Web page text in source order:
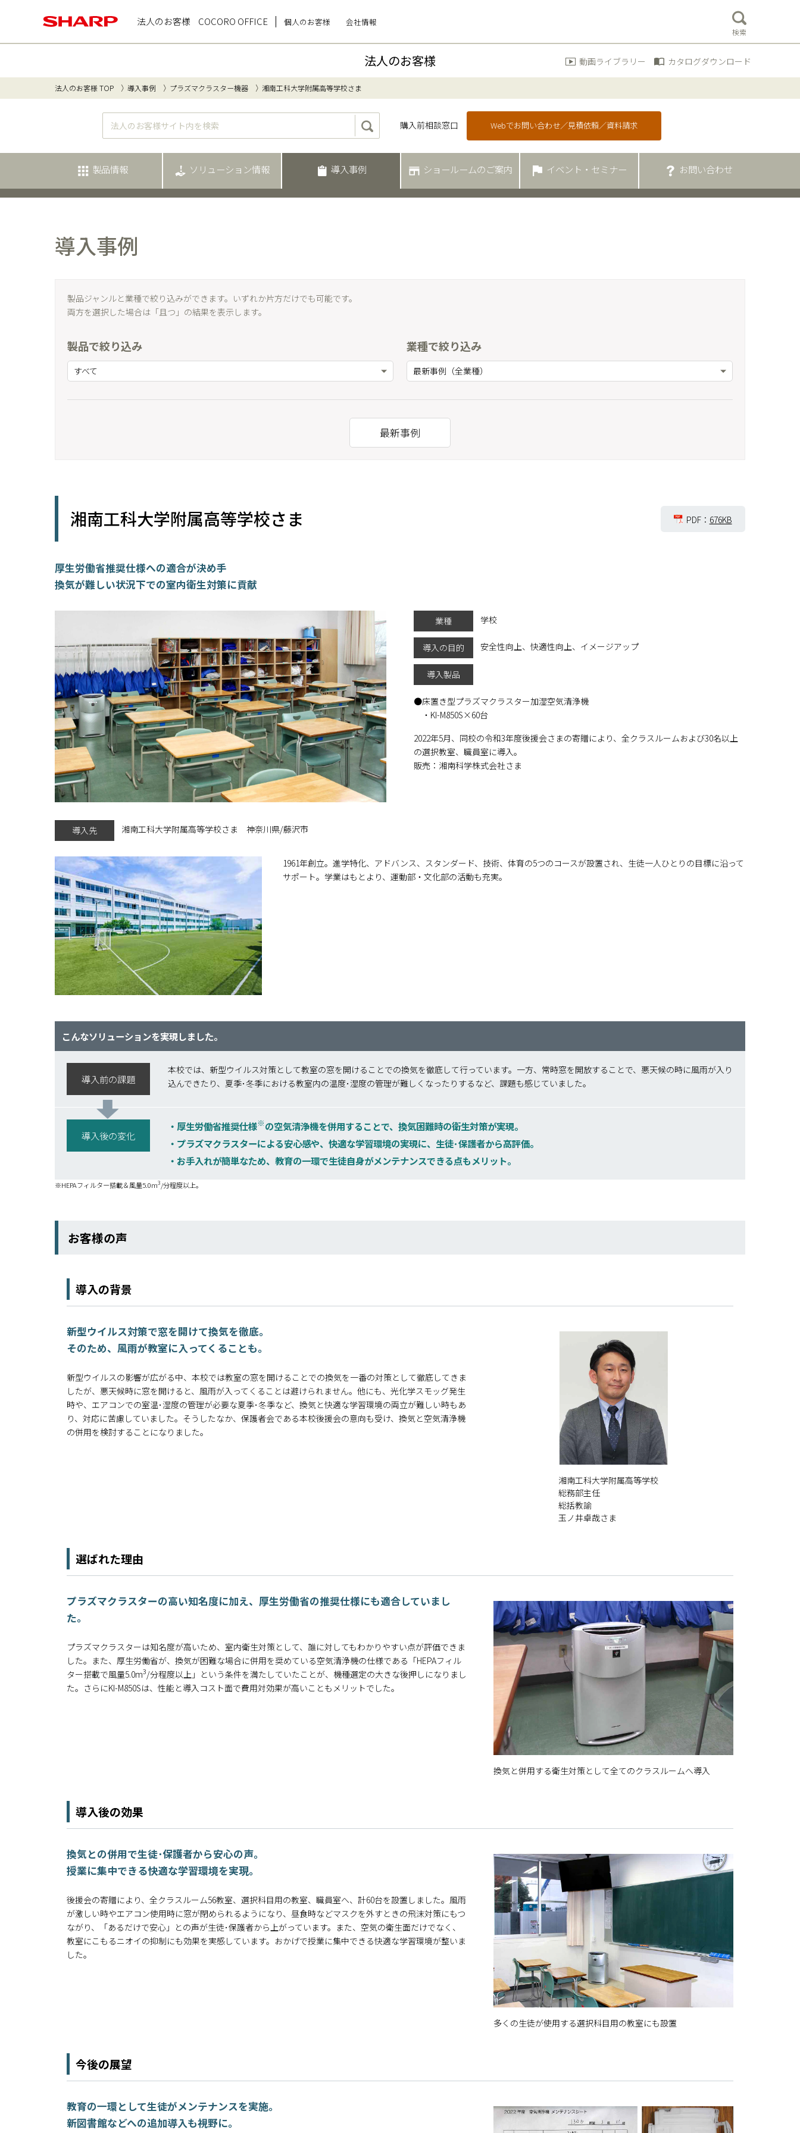
法人のお客様 COCORO OFFICE 個人のお客様 会社情報
検索
法人のお客様 動画ライブラリー カタログダウンロード
法人のお客様 TOP 導入事例 プラズマクラスター機器 湘南工科大学附属高等学校さま
購入前相談窓口 Webでお問い合わせ／見積依頼／資料請求
製品情報 ソリューション情報 導入事例 ショールームのご案内 イベント・セミナー お問い合わせ
導入事例
製品ジャンルと業種で絞り込みができます。いずれか片方だけでも可能です。
両方を選択した場合は「且つ」の結果を表示します。
製品で絞り込み
すべて
業種で絞り込み
最新事例（全業種）
最新事例
湘南工科大学附属高等学校さま PDF： 676KB
厚生労働省推奨仕様への適合が決め手
換気が難しい状況下での室内衛生対策に貢献
業種 学校
導入の目的 安全性向上、快適性向上、イメージアップ
導入製品
床置き型プラズマクラスター加湿空気清浄機
・KI-M850S×60台
2022年5月、同校の令和3年度後援会さまの寄贈により、全クラスルームおよび30名以上
の選択教室、職員室に導入。
販売：湘南科学株式会社さま
導入先 湘南工科大学附属高等学校さま 神奈川県/藤沢市
1961年創立。進学特化、アドバンス、スタンダード、技術、体育の5つのコースが設置され、生徒一人ひとりの目標に沿って
サポート。学業はもとより、運動部・文化部の活動も充実。
こんなソリューションを実現しました。
導入前の課題
本校では、新型ウイルス対策として教室の窓を開けることでの換気を徹底して行っています。一方、常時窓を開放することで、悪天候の時に風雨が入り
込んできたり、夏季･冬季における教室内の温度･湿度の管理が難しくなったりするなど、課題も感じていました。
導入後の変化
厚生労働省推奨仕様※の空気清浄機を併用することで、換気困難時の衛生対策が実現。
プラズマクラスターによる安心感や、快適な学習環境の実現に、生徒･保護者から高評価。
お手入れが簡単なため、教育の一環で生徒自身がメンテナンスできる点もメリット。
※HEPAフィルター搭載＆風量5.0m3/分程度以上。
お客様の声
導入の背景
新型ウイルス対策で窓を開けて換気を徹底。
そのため、風雨が教室に入ってくることも。
新型ウイルスの影響が広がる中、本校では教室の窓を開けることでの換気を一番の対策として徹底してきま
したが、悪天候時に窓を開けると、風雨が入ってくることは避けられません。他にも、光化学スモッグ発生
時や、エアコンでの室温･湿度の管理が必要な夏季･冬季など、換気と快適な学習環境の両立が難しい時もあ
り、対応に苦慮していました。そうしたなか、保護者会である本校後援会の意向も受け、換気と空気清浄機
の併用を検討することになりました。
湘南工科大学附属高等学校
総務部主任
総括教諭
玉ノ井卓哉さま
選ばれた理由
プラズマクラスターの高い知名度に加え、厚生労働省の推奨仕様にも適合していまし
た。
プラズマクラスターは知名度が高いため、室内衛生対策として、誰に対してもわかりやすい点が評価できま
した。また、厚生労働省が、換気が困難な場合に併用を奨めている空気清浄機の仕様である「HEPAフィル
ター搭載で風量5.0m3/分程度以上」という条件を満たしていたことが、機種選定の大きな後押しになりまし
た。さらにKI-M850Sは、性能と導入コスト面で費用対効果が高いこともメリットでした。
換気と併用する衛生対策として全てのクラスルームへ導入
導入後の効果
換気との併用で生徒･保護者から安心の声。
授業に集中できる快適な学習環境を実現。
後援会の寄贈により、全クラスルーム56教室、選択科目用の教室、職員室へ、計60台を設置しました。風雨
が激しい時やエアコン使用時に窓が閉められるようになり、昼食時などマスクを外すときの飛沫対策にもつ
ながり、「あるだけで安心」との声が生徒･保護者から上がっています。また、空気の衛生面だけでなく、
教室にこもるニオイの抑制にも効果を実感しています。おかげで授業に集中できる快適な学習環境が整いま
した。
多くの生徒が使用する選択科目用の教室にも設置
今後の展望
教育の一環として生徒がメンテナンスを実施。
新図書館などへの追加導入も視野に。